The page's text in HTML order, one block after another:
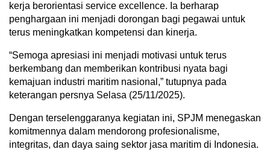
kerja berorientasi service excellence. Ia berharap
penghargaan ini menjadi dorongan bagi pegawai untuk
terus meningkatkan kompetensi dan kinerja.
“Semoga apresiasi ini menjadi motivasi untuk terus
berkembang dan memberikan kontribusi nyata bagi
kemajuan industri maritim nasional,” tutupnya pada
keterangan persnya Selasa (25/11/2025).
Dengan terselenggaranya kegiatan ini, SPJM menegaskan
komitmennya dalam mendorong profesionalisme,
integritas, dan daya saing sektor jasa maritim di Indonesia.